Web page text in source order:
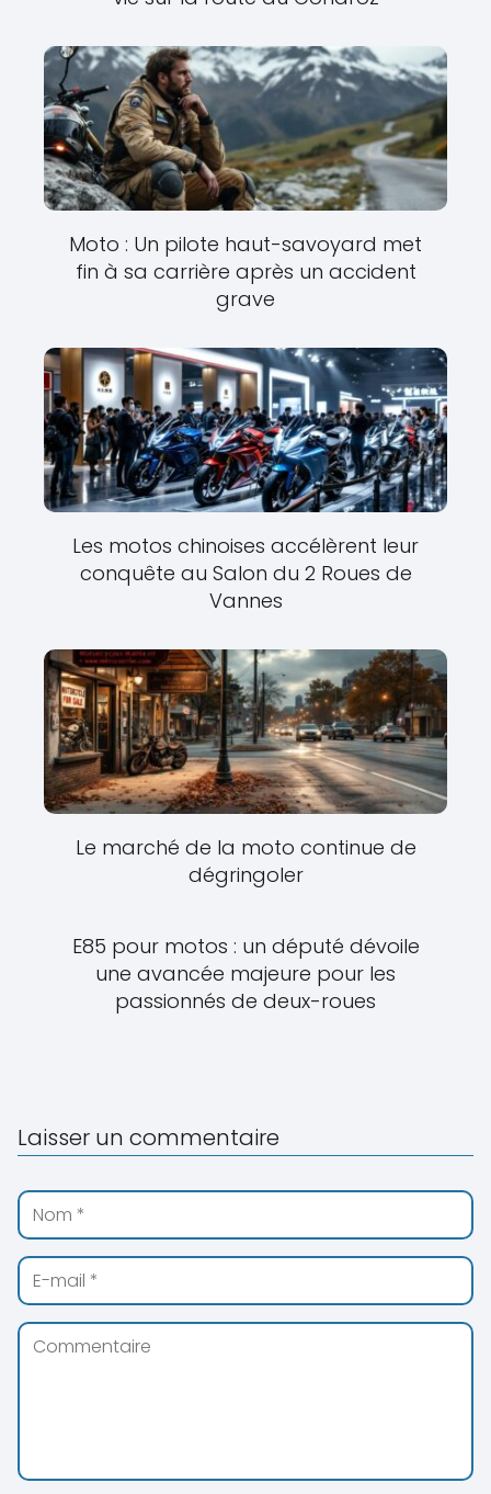
Moto : Un pilote haut-savoyard met
fin à sa carrière après un accident
grave
Les motos chinoises accélèrent leur
conquête au Salon du 2 Roues de
Vannes
Le marché de la moto continue de
dégringoler
E85 pour motos : un député dévoile
une avancée majeure pour les
passionnés de deux-roues
Laisser un commentaire